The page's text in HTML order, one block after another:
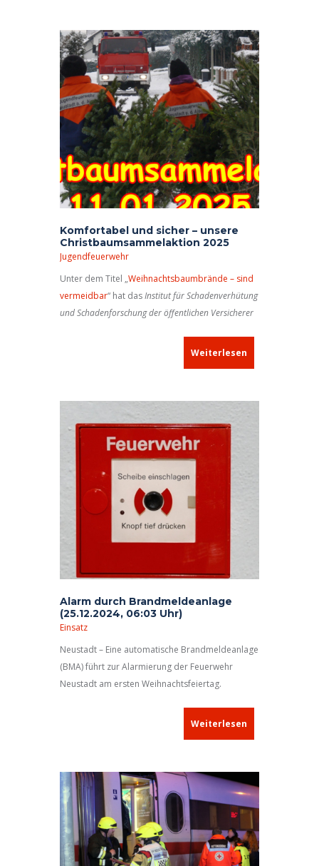
Komfortabel und sicher – unsere
Christbaumsammelaktion 2025
Jugendfeuerwehr
Unter dem Titel „Weihnachtsbaumbrände – sind
vermeidbar“ hat dasInstitut für Schadenverhütung
und Schadenforschung der öffentlichen Versicherer
ein Video veröffentlicht
zeigt sehr eindrucksvoll, wie schnell ein
Weihnachtsbaum – mitsamt dem Zimmer, in dem
er aufgestellt ist – in Flammen stehen kann!
Weiterlesen
Alarm durch Brandmeldeanlage
(25.12.2024, 06:03 Uhr)
Einsatz
Neustadt – Eine automatische Brandmeldeanlage
(BMA) führt zur Alarmierung der Feuerwehr
Neustadt am ersten Weihnachtsfeiertag.
Weiterlesen